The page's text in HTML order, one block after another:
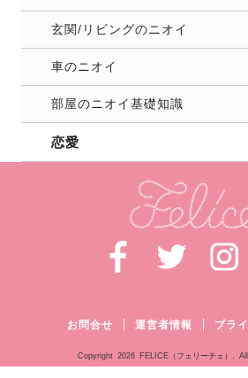
玄関/リビングのニオイ
車のニオイ
部屋のニオイ基礎知識
恋愛
お問合せ 運営者情報 プラ
Copyright 2026 FELICE（フェリーチェ）.